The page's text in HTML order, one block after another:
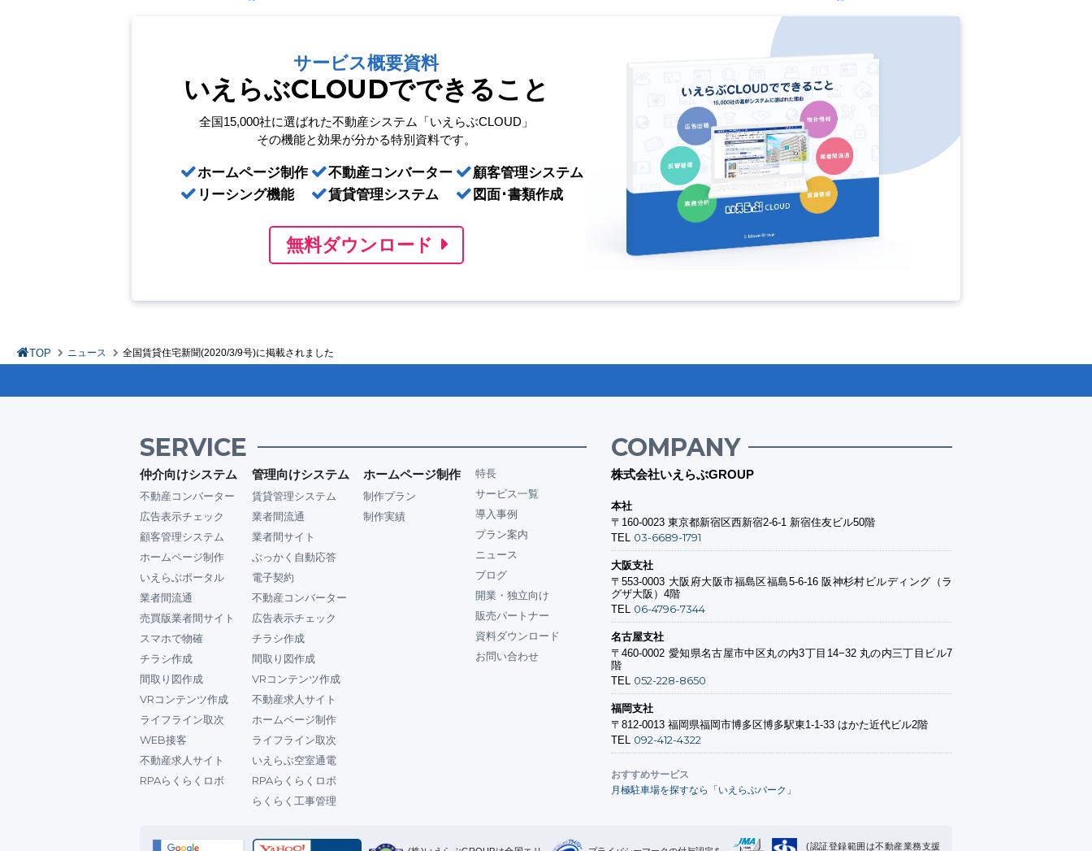
サービス概要資料
いえらぶCLOUDでできること
全国15,000社に選ばれた不動産システム「いえらぶCLOUD」
その機能と効果が分かる特別資料です。
ホームページ制作
リーシング機能
不動産コンバーター
賃貸管理システム
顧客管理システム
図面･書類作成
無料ダウンロード
TOP ニュース 全国賃貸住宅新聞(2020/3/9号)に掲載されました
SERVICE
仲介向けシステム
不動産コンバーター
広告表示チェック
顧客管理システム
ホームページ制作
いえらぶポータル
業者間流通
売買版業者間サイト
スマホで物確
チラシ作成
間取り図作成
VRコンテンツ作成
ライフライン取次
WEB接客
不動産求人サイト
RPAらくらくロボ
管理向けシステム
賃貸管理システム
業者間流通
業者間サイト
ぶっかく自動応答
電子契約
不動産コンバーター
広告表示チェック
チラシ作成
間取り図作成
VRコンテンツ作成
不動産求人サイト
ホームページ制作
ライフライン取次
いえらぶ空室通電
RPAらくらくロボ
らくらく工事管理
ホームページ制作
制作プラン
制作実績
特長
サービス一覧
導入事例
プラン案内
ニュース
ブログ
開業・独立向け
販売パートナー
資料ダウンロード
お問い合わせ
COMPANY
株式会社いえらぶGROUP
本社
〒160-0023 東京都新宿区西新宿2-6-1 新宿住友ビル50階
TEL 03-6689-1791
大阪支社
〒553-0003 大阪府大阪市福島区福島5-6-16 阪神杉村ビルディング（ラ
グザ大阪）4階
TEL 06-4796-7344
名古屋支社
〒460-0002 愛知県名古屋市中区丸の内3丁目14−32 丸の内三丁目ビル7
階
TEL 052-228-8650
福岡支社
〒812-0013 福岡県福岡市博多区博多駅東1-1-33 はかた近代ビル2階
TEL 092-412-4322
おすすめサービス
月極駐車場を探すなら「いえらぶパーク」
(認証登録範囲は不動産業務支援